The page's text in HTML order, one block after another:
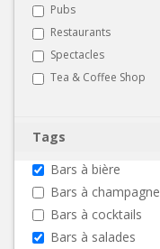
Pubs
Restaurants
Spectacles
Tea & Coffee Shop
Tags
Bars à bière
Bars à champagne
Bars à cocktails
Bars à salades